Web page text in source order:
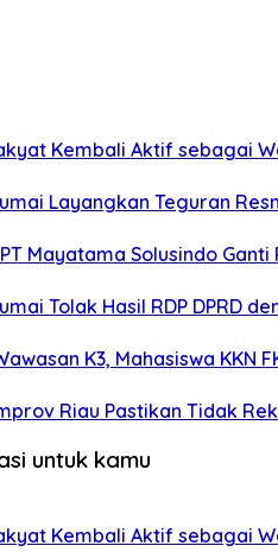
Kembali Aktif sebagai
Layangkan Teguran
PT Mayatama Solusindo
Tolak Hasil RDP DPRD
K3, Mahasiswa KKN
Riau Pastikan Tidak
untuk kamu
Kembali Aktif sebagai